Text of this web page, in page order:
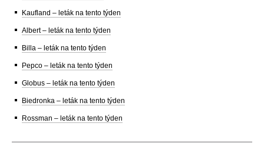
Kaufland – leták na tento týden
Albert – leták na tento týden
Billa – leták na tento týden
Pepco – leták na tento týden
Globus – leták na tento týden
Biedronka – leták na tento týden
Rossman – leták na tento týden